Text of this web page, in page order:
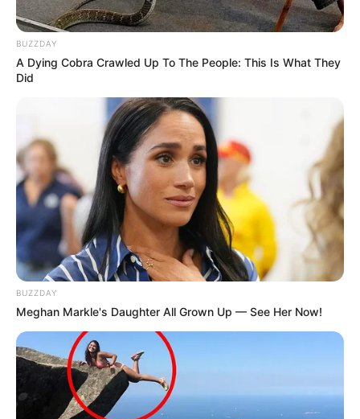
Anderson dos Santos Soares,Agente Comunitário de
Saúde. —Foto: JASB
PublicadonoJASB em 24.abril.2026. Atualizadoem 25.abril.2026.
A morte do Agente Comunitário de Saúde Anderson dos Santos
Soares, confirmada pela Secretaria de Saúde de Campinas na
manhã de 23 de abril de 2026. Confira mais informações.
Anderson tinha 7 anos de serviço público. A Fiocruz diz que isso
não é coincidência — e os números explicam por quê
Leia a matéria completa, aqui.
BUZZDAY
A Dying Cobra Crawled Up To The People: This Is What They
Did
BUZZDAY
Meghan Markle's Daughter All Grown Up — See Her Now!